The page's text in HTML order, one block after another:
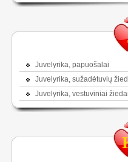
Juvelyrika, papuošalai
Juvelyrika, sužadėtuvių
Juvelyrika, vestuviniai žiedai